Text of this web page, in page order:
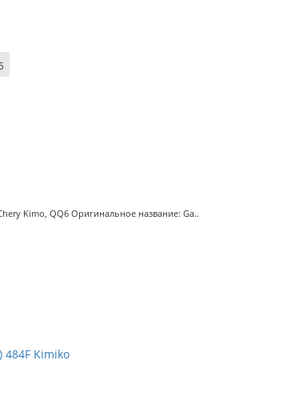
Kimo, QQ6 Оригинальное название: Ga..
484F Kimiko